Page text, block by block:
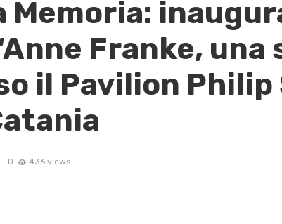
Memoria:
Franke, una
il Pavilion Philip
0 436 views